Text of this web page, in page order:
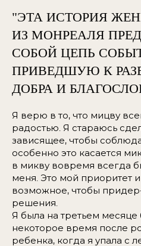
"ЭТА ИСТОРИЯ
ИЗ МОНРЕАЛЯ
СОБОЙ ЦЕПЬ
ПРИВЕДШУЮ К
ДОБРА И
Я верю в то, что мицву
радостью. Я стараюсь
зависящее, чтобы
особенно это касается
в микву вовремя всегда
меня. Это мой приоритет
возможное, чтобы
решения.
Я была на третьем
некоторое время после
ребенка, когда я упала с